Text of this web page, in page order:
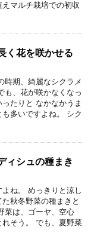
マルチ栽培での初収
く花を咲かせる
時期、綺麗なシクラメ
も、花が咲かなくなっ
たりと なかなかうま
多いですよね。 シク
ィシュの種まき
ね。 めっきりと涼し
秋冬野菜の種まきと
菜は、ゴーヤ、空心
そう。 でも、夏野菜